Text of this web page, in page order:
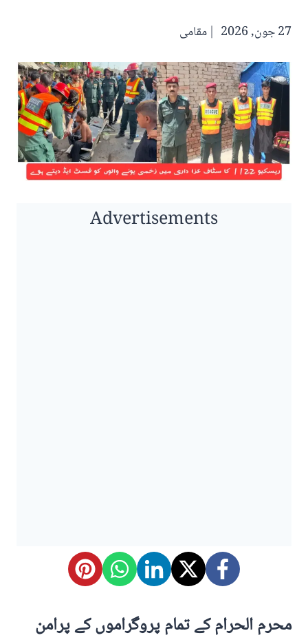
27 جون, 2026 مقامی
Advertisements
محرم الحرام کے تمام پروگراموں کے پرامن